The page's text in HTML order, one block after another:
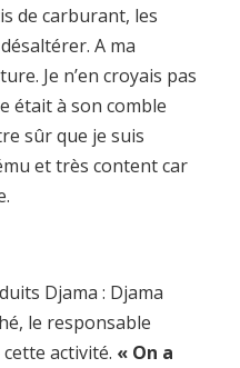
de carburant, les
A ma
Je n’en croyais pas
était à son comble
sûr que je suis
et très content car
Djama : Djama
le responsable
activité. « On a